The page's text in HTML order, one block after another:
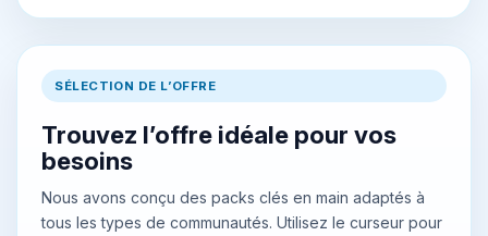
SÉLECTION DE L’OFFRE
Trouvez l’offre idéale pour vos
besoins
Nous avons conçu des packs clés en main adaptés à
tous les types de communautés. Utilisez le curseur pour